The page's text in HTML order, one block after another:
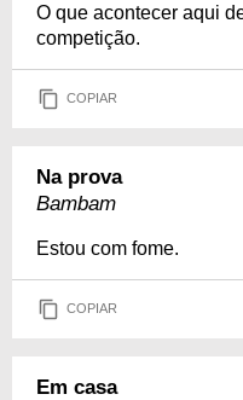
O que acontecer aqui
competição.
COPIAR
Na prova
Bambam
Estou com fome.
COPIAR
Em casa